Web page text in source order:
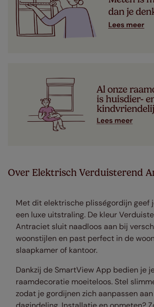
Over Elektrisch Verduisterend
Met dit elektrische plisségordijn geef
een luxe uitstraling. De kleur
Antraciet sluit naadloos aan bij
woonstijlen en past perfect in de
slaapkamer of kantoor.
Dankzij de SmartView App bedien je
raamdecoratie moeiteloos. Stel
zodat je gordijnen zich aanpassen